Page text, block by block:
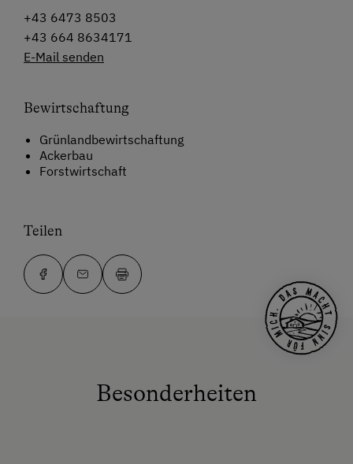
+43 6473 8503
+43 664 8634171
E-Mail senden
Bewirtschaftung
Grünlandbewirtschaftung
Ackerbau
Forstwirtschaft
Teilen
Besonderheiten